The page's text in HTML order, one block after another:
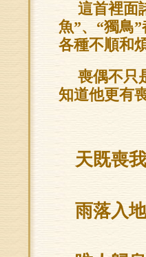
這首裡面
魚”、“獨鳥
各種不順和
喪偶不只
知道他更有
天既喪
雨落入